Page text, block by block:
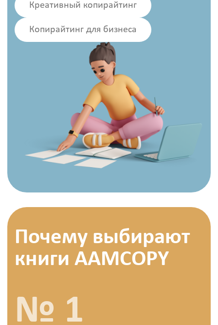
Креативный копирайтинг
Копирайтинг для бизнеса
Почему выбирают
книги AAMCOPY
№ 1